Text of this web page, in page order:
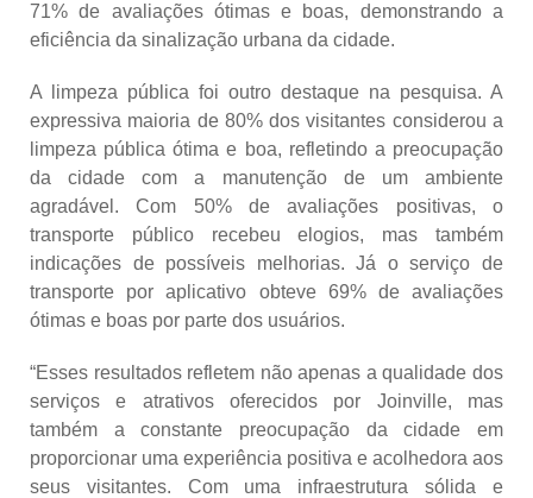
71% de avaliações ótimas e boas, demonstrando a
eficiência da sinalização urbana da cidade.
A limpeza pública foi outro destaque na pesquisa. A
expressiva maioria de 80% dos visitantes considerou a
limpeza pública ótima e boa, refletindo a preocupação
da cidade com a manutenção de um ambiente
agradável. Com 50% de avaliações positivas, o
transporte público recebeu elogios, mas também
indicações de possíveis melhorias. Já o serviço de
transporte por aplicativo obteve 69% de avaliações
ótimas e boas por parte dos usuários.
“Esses resultados refletem não apenas a qualidade dos
serviços e atrativos oferecidos por Joinville, mas
também a constante preocupação da cidade em
proporcionar uma experiência positiva e acolhedora aos
seus visitantes. Com uma infraestrutura sólida e